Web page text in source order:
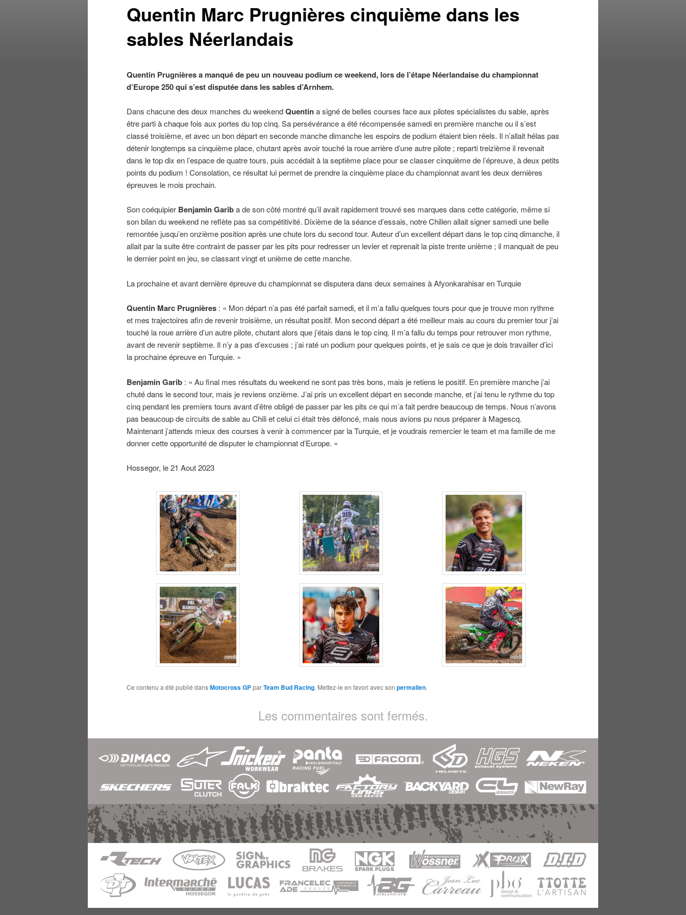
Quentin Marc Prugnières cinquième dans les
sables Néerlandais
Quentin Prugnières a manqué de peu un nouveau podium ce weekend, lors de l’étape Néerlandaise du championnat
d’Europe 250 qui s’est disputée dans les sables d’Arnhem.
Dans chacune des deux manches du weekendQuentina signé de belles courses face aux pilotes spécialistes du sable, après
être parti à chaque fois aux portes du top cinq. Sa persévérance a été récompensée samedi en première manche ou il s’est
classé troisième, et avec un bon départ en seconde manche dimanche les espoirs de podium étaient bien réels. Il n’allait hélas pas
détenir longtemps sa cinquième place, chutant après avoir touché la roue arrière d’une autre pilote ; reparti treizième il revenait
dans le top dix en l’espace de quatre tours, puis accédait à la septième place pour se classer cinquième de l’épreuve, à deux petits
points du podium ! Consolation, ce résultat lui permet de prendre la cinquième place du championnat avant les deux dernières
épreuves le mois prochain.
Son coéquipier Benjamin Gariba de son côté montré qu’il avait rapidement trouvé ses marques dans cette catégorie, même si
son bilan du weekend ne reflète pas sa compétitivité. Dixième de la séance d’essais, notre Chilien allait signer samedi une belle
remontée jusqu’en onzième position après une chute lors du second tour. Auteur d’un excellent départ dans le top cinq dimanche, il
allait par la suite être contraint de passer par les pits pour redresser un levier et reprenait la piste trente unième ; il manquait de peu
le dernier point en jeu, se classant vingt et unième de cette manche.
La prochaine et avant dernière épreuve du championnat se disputera dans deux semaines à Afyonkarahisar en Turquie
Quentin Marc Prugnières : « Mon départ n’a pas été parfait samedi, et il m’a fallu quelques tours pour que je trouve mon rythme
et mes trajectoires afin de revenir troisième, un résultat positif. Mon second départ a été meilleur mais au cours du premier tour j’ai
touché la roue arrière d’un autre pilote, chutant alors que j’étais dans le top cinq. Il m’a fallu du temps pour retrouver mon rythme,
avant de revenir septième. Il n’y a pas d’excuses ; j’ai raté un podium pour quelques points, et je sais ce que je dois travailler d’ici
la prochaine épreuve en Turquie. »
Benjamin Garib : « Au final mes résultats du weekend ne sont pas très bons, mais je retiens le positif. En première manche j’ai
chuté dans le second tour, mais je reviens onzième. J’ai pris un excellent départ en seconde manche, et j’ai tenu le rythme du top
cinq pendant les premiers tours avant d’être obligé de passer par les pits ce qui m’a fait perdre beaucoup de temps. Nous n’avons
pas beaucoup de circuits de sable au Chili et celui ci était très défoncé, mais nous avions pu nous préparer à Magescq.
Maintenant j’attends mieux des courses à venir à commencer par la Turquie, et je voudrais remercier le team et ma famille de me
donner cette opportunité de disputer le championnat d’Europe. »
Hossegor, le 21 Aout 2023
Ce contenu a été publié dansMotocross GPparTeam Bud Racing. Mettez-le en favori avec son permalien.
Les commentaires sont fermés.